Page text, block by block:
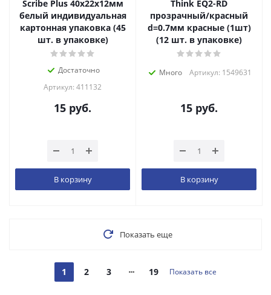
Scribe Plus 40x22x12мм
белый индивидуальная
картонная упаковка (45
шт. в упаковке)
Достаточно
Артикул: 411132
15 руб.
В корзину
Think EQ2-RD
прозрачный/красный
d=0.7мм красные (1шт)
(12 шт. в упаковке)
Много Артикул: 1549631
15 руб.
В корзину
Показать еще
1 2 3 19 Показать все